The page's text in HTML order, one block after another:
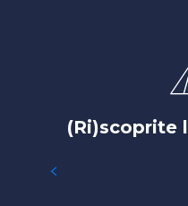
(Ri)scoprite
IL